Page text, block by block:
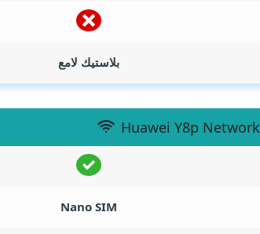
بلاستيك لامع
Huawei Y8p Network
Nano SIM